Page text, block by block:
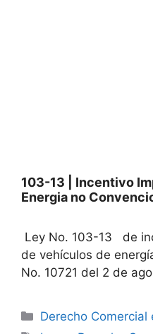
103-13 | Incentivo
Energia no
Ley No. 103-13 de
de vehículos de
No. 10721 del 2 de
Categories
Derecho Comercial